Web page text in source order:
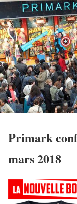
Primark
mars 2018